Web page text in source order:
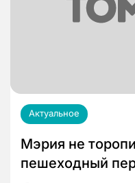
Актуальное
Мэрия не
пешеходный